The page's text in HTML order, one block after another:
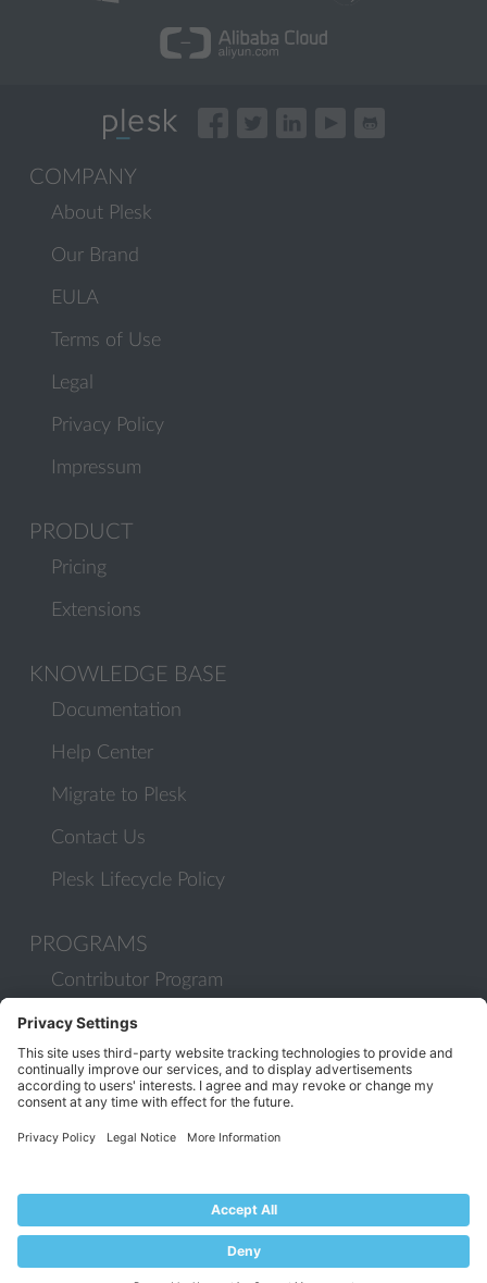
COMPANY
About Plesk
Our Brand
EULA
Terms of Use
Legal
Privacy Policy
Impressum
PRODUCT
Pricing
Extensions
KNOWLEDGE BASE
Documentation
Help Center
Migrate to Plesk
Contact Us
Plesk Lifecycle Policy
PROGRAMS
Contributor Program
Partner Program
COMMUNITY